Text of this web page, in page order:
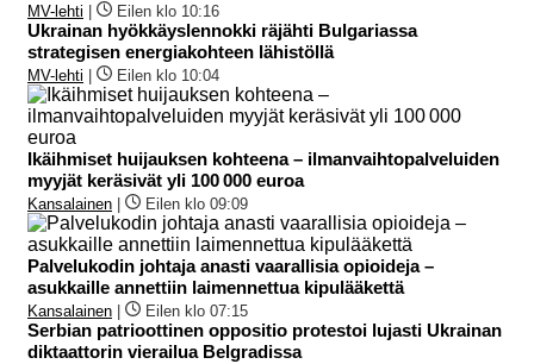
MV-lehti Eilen klo 10:16
Ukrainan hyökkäyslennokki räjähti Bulgariassa
strategisen energiakohteen lähistöllä
MV-lehti Eilen klo 10:04
Ikäihmiset huijauksen kohteena – ilmanvaihtopalveluiden
myyjät keräsivät yli 100 000 euroa
Kansalainen Eilen klo 09:09
Palvelukodin johtaja anasti vaarallisia opioideja –
asukkaille annettiin laimennettua kipulääkettä
Kansalainen Eilen klo 07:15
Serbian patrioottinen oppositio protestoi lujasti Ukrainan
diktaattorin vierailua Belgradissa